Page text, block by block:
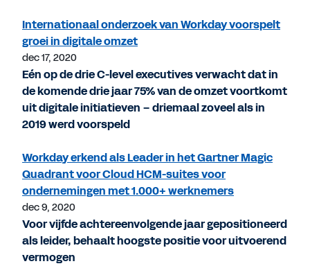
Internationaal onderzoek van Workday voorspelt
groei in digitale omzet
dec 17, 2020
Eén op de drie C-level executives verwacht dat in
de komende drie jaar 75% van de omzet voortkomt
uit digitale initiatieven – driemaal zoveel als in
2019 werd voorspeld
Workday erkend als Leader in het Gartner Magic
Quadrant voor Cloud HCM-suites voor
ondernemingen met 1.000+ werknemers
dec 9, 2020
Voor vijfde achtereenvolgende jaar gepositioneerd
als leider, behaalt hoogste positie voor uitvoerend
vermogen